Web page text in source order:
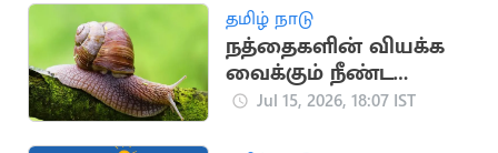
தமிழ் நாடு
நத்தைகளின் வியக்க
வைக்கும் நீண்ட
ஆயுள் கால
Jul 15, 2026, 18:07 IST